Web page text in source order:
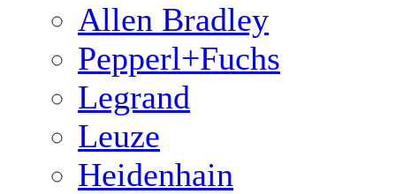
Allen Bradley
Pepperl+Fuchs
Legrand
Leuze
Heidenhain